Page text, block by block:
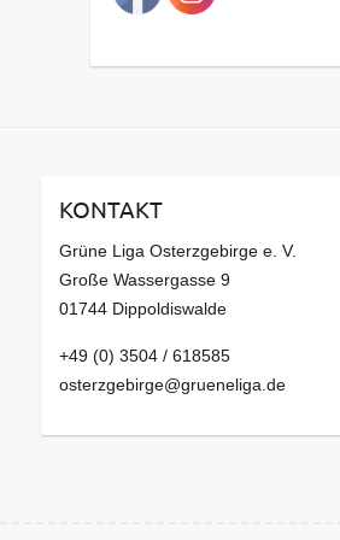
v
KONTAKT
Grüne Liga Osterzgebirge e. V.
Große Wassergasse 9
01744 Dippoldiswalde
+49 (0) 3504 / 618585
osterzgebirge@grueneliga.de